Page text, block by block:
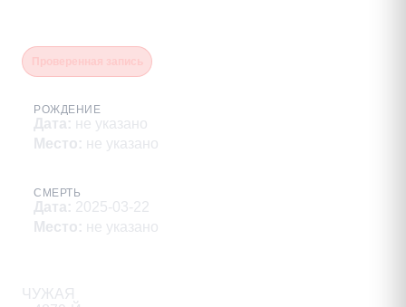
РОЖДЕНИЕ
Дата: не указано
Место: не указано
СМЕРТЬ
Дата: 2025-03-22
Место: не указано
ЧУЖАЯ